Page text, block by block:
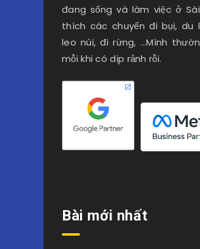
đang sống và làm việc ở
thích các chuyến đi bụi, du
leo núi, đi rừng, …Mình
mỗi khi có dịp rảnh rỗi.
Bài mới nhất